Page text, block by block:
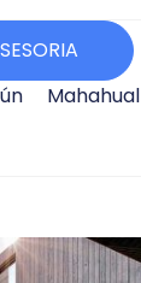
Mahahual